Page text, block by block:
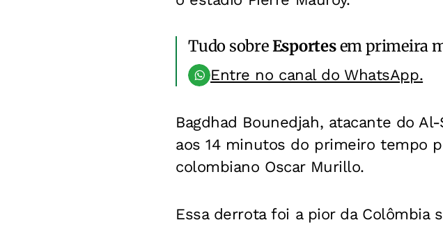
Tudo sobreEsportesem primeira
Entre no canal do WhatsApp.
Bagdhad Bounedjah, atacante do
aos 14 minutos do primeiro tempo
colombiano Oscar Murillo.
Essa derrota foi a pior da Colômbia